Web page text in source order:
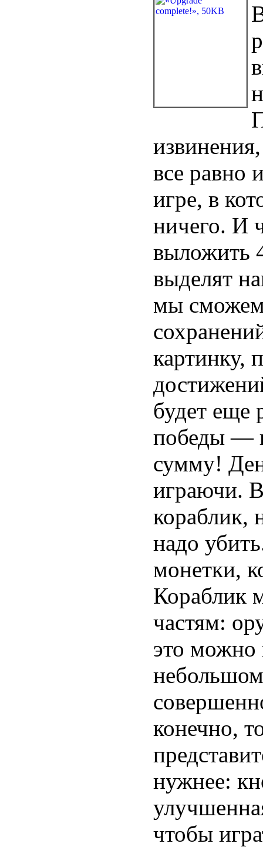
все равно
игре, в
ничего. И
выложить
выделят
мы
картинку,
будет еще
победы —
сумму!
играючи.
кораблик,
надо
монетки,
Кораблик
частям:
это можно
небольшом
конечно,
нужнее:
чтобы